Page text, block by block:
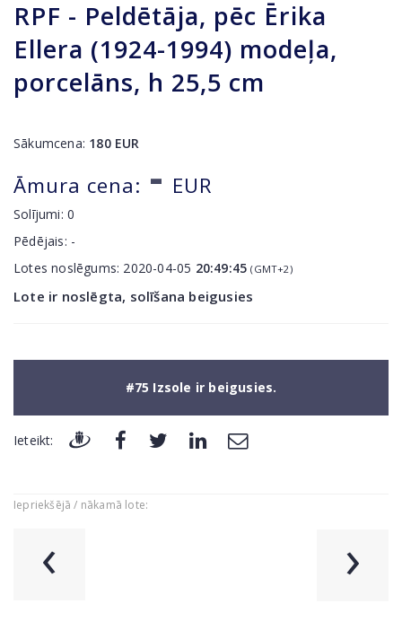
RPF - Peldētāja, pēc Ērika
Ellera (1924-1994) modeļa,
porcelāns, h 25,5 cm
Sākumcena: 180EUR
Āmura cena: - EUR
Solījumi:0
Pēdējais: -
Lotes noslēgums: 2020-04-05 20:49:45 (GMT+2)
Lote ir noslēgta, solīšana beigusies
#75 Izsole ir beigusies.
Ieteikt:
Iepriekšējā / nākamā lote:
‹ ›